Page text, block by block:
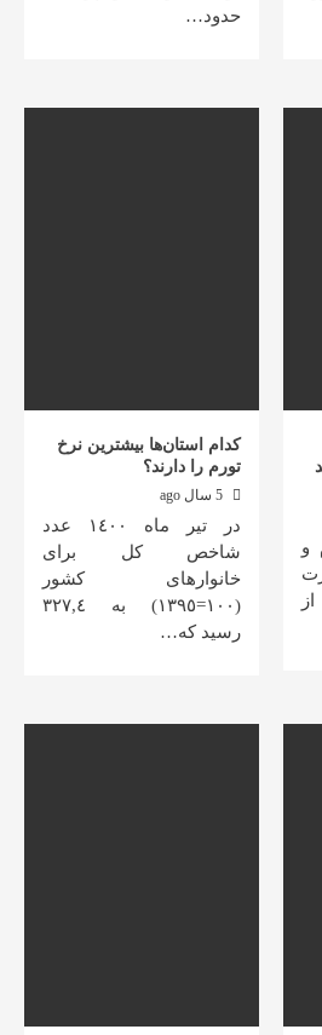
حدود…
و
کدام استان‌ها بیشترین نرخ
تورم را دارند؟
در تیر ماه ١٤٠٠ عدد
شاخص کل برای
خانوارهای کشور
(١٠٠=١٣٩٥) به ٣٢٧,٤
رسید که…